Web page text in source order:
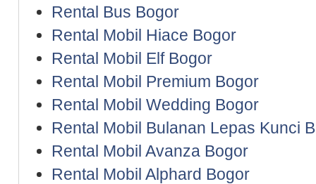
Rental Bus Bogor
Rental Mobil Hiace Bogor
Rental Mobil Elf Bogor
Rental Mobil Premium Bogor
Rental Mobil Wedding Bogor
Rental Mobil Bulanan Lepas Kunci
Rental Mobil Avanza Bogor
Rental Mobil Alphard Bogor